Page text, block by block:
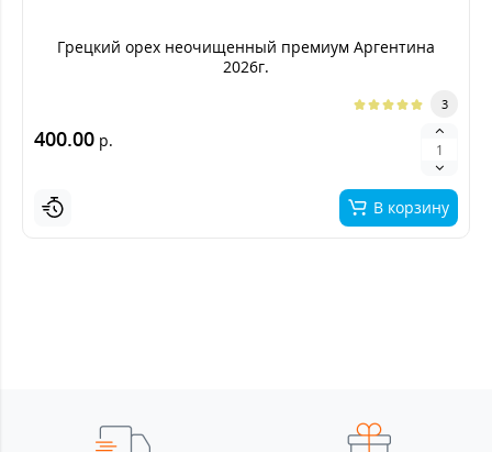
Грецкий орех неочищенный премиум Аргентина
2026г.
3
400.00 р.
В корзину